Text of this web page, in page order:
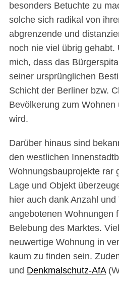
besonders Betuchte zu
solche sich radikal von
abgrenzende und
noch nie viel übrig gehabt.
mich, dass das
seiner ursprünglichen
Schicht der Berliner bzw.
Bevölkerung zum
wird.
Darüber hinaus sind
den westlichen
Wohnungsbauprojekte rar
Lage und Objekt
hier auch dank Anzahl
angebotenen Wohnungen
Belebung des Marktes.
neuwertige Wohnung in
kaum zu finden sein.
und Denkmalschutz-AfA